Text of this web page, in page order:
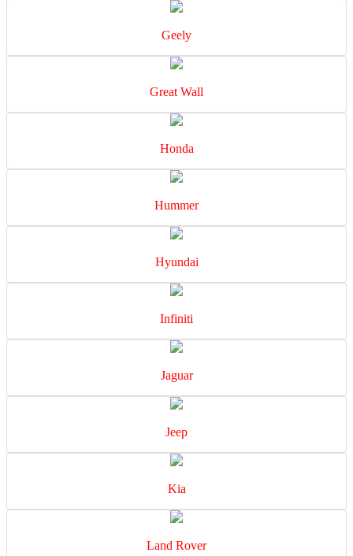
Geely
Great Wall
Honda
Hummer
Hyundai
Infiniti
Jaguar
Jeep
Kia
Land Rover